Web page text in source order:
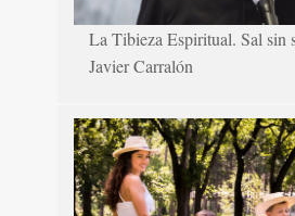
La Tibieza Espiritual. Sal sin
Javier Carralón